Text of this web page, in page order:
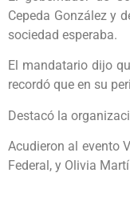
Cepeda González y
sociedad esperaba.
El mandatario dijo
recordó que en su
Destacó la
Acudieron al evento
Federal, y Olivia